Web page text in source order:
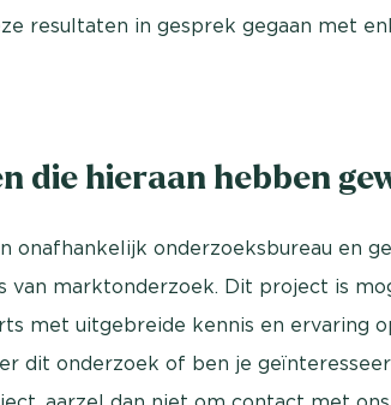
resultaten in gesprek gegaan met
die hieraan hebben
onafhankelijk onderzoeksbureau en
van marktonderzoek. Dit project is
met uitgebreide kennis en ervaring
dit onderzoek of ben je